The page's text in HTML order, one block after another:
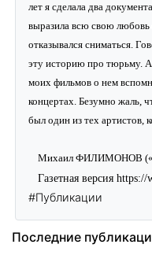
лет я сделала два
выразила всю свою любовь
отказывался сниматься.
эту историю про тюрьму.
моих фильмов о нем
концертах. Безумно жаль,
был один из тех артистов,
Михаил ФИЛИМОНОВ
Газетная версия https://
#Публикации
Последние